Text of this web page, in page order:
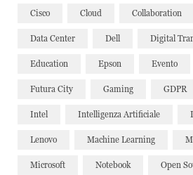
Cisco Cloud Collaboration
Data Center Dell Digital
Education Epson Evento
Futura City Gaming GDPR
Intel Intelligenza Artificiale
Lenovo Machine Learning
Microsoft Notebook Open